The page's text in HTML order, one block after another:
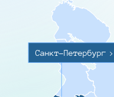
Санкт-Петербург >